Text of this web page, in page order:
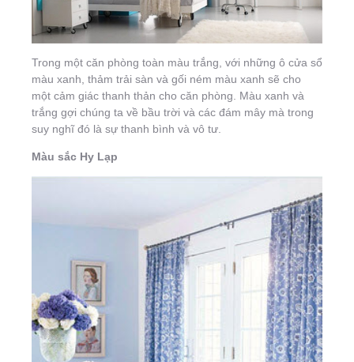
Trong một căn phòng toàn màu trắng, với những ô cửa sổ
màu xanh, thảm trải sàn và gối ném màu xanh sẽ cho
một cảm giác thanh thản cho căn phòng. Màu xanh và
trắng gợi chúng ta về bầu trời và các đám mây mà trong
suy nghĩ đó là sự thanh bình và vô tư.
Màu sắc Hy Lạp